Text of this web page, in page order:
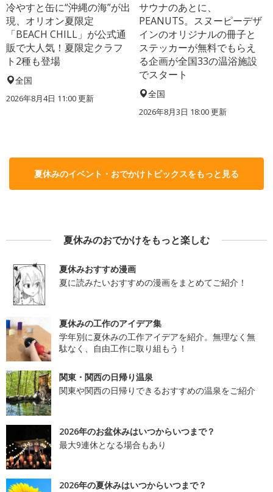
冷やすと缶に“沖縄の海”が出
現、オリオン夏限定
「BEACH CHILL」が公式通
販で大人気！夏限定クラフ
ト2種も登場
全国
2026年8月4日 11:00更新
サウナのあとに、
PEANUTS。スヌーピーデザ
インのオリジナルの冊子と
ステッカーが無料でもらえ
る企画が全国33の温浴施設
でスタート
全国
2026年8月3日 18:00更新
夏休みのイベント・おでかけトピックスをもっと見る
夏休みのおでかけをもっと楽しむ
夏休みおすすめ漫画
夏に読みたいおすすめの漫画をまとめてご紹介！
夏休みの工作のアイデア集
学年別に夏休みの工作アイデアを紹介。無理なく無
駄なく、自由工作に取り組もう！
関東・関西の日帰り温泉
関東や関西の日帰りできるおすすめの温泉をご紹介
2026年のお盆休みはいつからいつまで？
最大9連休となる場合もあり
2026年の夏休みはいつからいつまで？